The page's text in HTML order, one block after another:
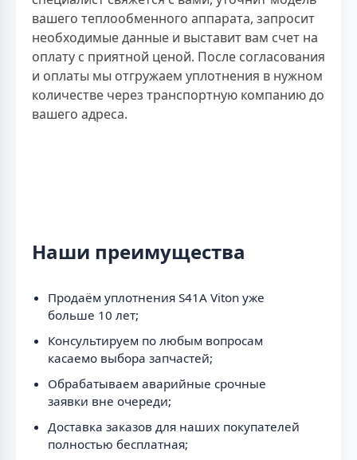
вашего теплообменного аппарата, запросит
необходимые данные и выставит вам счет на
оплату с приятной ценой. После согласования
и оплаты мы отгружаем уплотнения в нужном
количестве через транспортную компанию до
вашего адреса.
Наши преимущества
Продаём уплотнения S41A Viton уже
больше 10 лет;
Консультируем по любым вопросам
касаемо выбора запчастей;
Обрабатываем аварийные срочные
заявки вне очереди;
Доставка заказов для наших покупателей
полностью бесплатная;